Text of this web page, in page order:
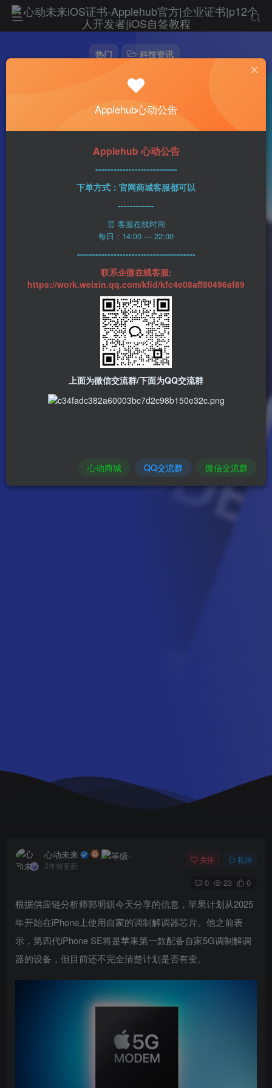
热门 科技资讯
苹果计划从2025年开始在iPhone上使用自家
的调制解调器
2023-09-07 心动未来
该作者已发布1437篇文章
心动未来
3年前更新
关注 私信
0 23 0
根据供应链分析师郭明錤今天分享的信息，苹果计划从2025
年开始在iPhone上使用自家的调制解调器芯片。他之前表
示，第四代iPhone SE将是苹果第一款配备自家5G调制解调
器的设备，但目前还不完全清楚计划是否有变。
Applehub心动公告
Applehub 心动公告
---------------------------
下单方式：官网商城客服都可以
------------
⏰ 客服在线时间
每日：14:00 — 22:00
---------------------------------------
联系企微在线客服:
https://work.weixin.qq.com/kfid/kfc4e08aff80496af89
上面为微信交流群/下面为QQ交流群
心动商城 QQ交流群 微信交流群